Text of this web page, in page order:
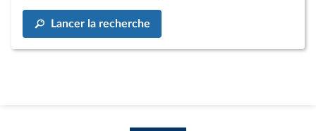
Lancer la recherche